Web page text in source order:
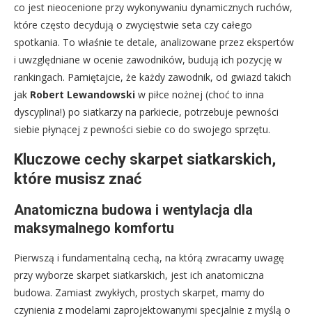
co jest nieocenione przy wykonywaniu dynamicznych ruchów,
które często decydują o zwycięstwie seta czy całego
spotkania. To właśnie te detale, analizowane przez ekspertów
i uwzględniane w ocenie zawodników, budują ich pozycję w
rankingach. Pamiętajcie, że każdy zawodnik, od gwiazd takich
jak Robert Lewandowski w piłce nożnej (choć to inna
dyscyplina!) po siatkarzy na parkiecie, potrzebuje pewności
siebie płynącej z pewności siebie co do swojego sprzętu.
Kluczowe cechy skarpet siatkarskich,
które musisz znać
Anatomiczna budowa i wentylacja dla
maksymalnego komfortu
Pierwszą i fundamentalną cechą, na którą zwracamy uwagę
przy wyborze skarpet siatkarskich, jest ich anatomiczna
budowa. Zamiast zwykłych, prostych skarpet, mamy do
czynienia z modelami zaprojektowanymi specjalnie z myślą o